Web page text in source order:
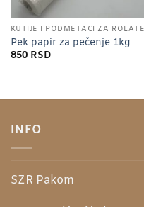
Pek papir za pečenje 1kg
850 RSD
INFO
SZR Pakom